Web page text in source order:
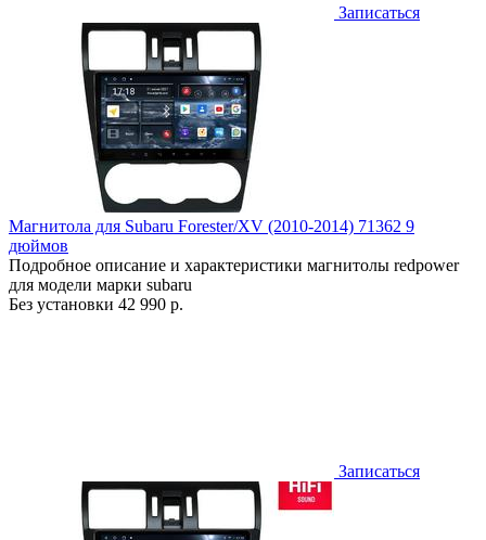
Записаться
Магнитола для Subaru Forester/XV (2010-2014) 71362 9
дюймов
Подробное описание и характеристики магнитолы redpower
для модели марки subaru
Без установки 42 990 р.
Записаться